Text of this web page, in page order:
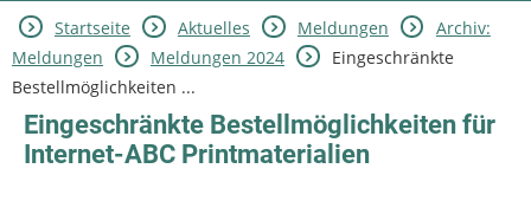
Startseite Aktuelles Meldungen
Archiv:
Meldungen
Meldungen 2024
Eingeschränkte
Bestellmöglichkeiten ...
Eingeschränkte Bestellmöglichkeiten für
Internet-ABC Printmaterialien